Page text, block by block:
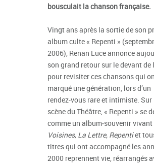
bousculait la chanson française.
Vingt ans après la sortie de son
album culte « Repenti »
2006), Renan Luce annonce
son grand retour sur le devant de
pour revisiter ces chansons qui
marqué une génération, lors d’un
rendez‑vous rare et intimiste. Sur
scène du Théâtre, « Repenti » se
comme un album‑souvenir vivant
Voisines, La Lettre, Repentiet
titres qui ont accompagné les
2000 reprennent vie, réarrangés